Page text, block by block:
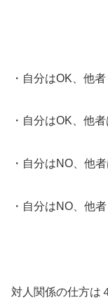
・自分はOK、他
・自分はOK、他
・自分はNO、他
・自分はNO、他
対人関係の仕方は